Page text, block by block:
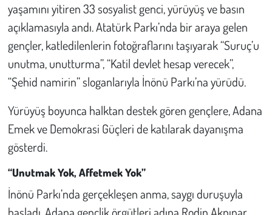
yaşamını yitiren 33 sosyalist genci, yürüyüş ve basın
açıklamasıyla andı. Atatürk Parkı’nda bir araya gelen
gençler, katledilenlerin fotoğraflarını taşıyarak “Suruç’u
unutma, unutturma”, “Katil devlet hesap verecek”,
“Şehid namirin” sloganlarıyla İnönü Parkı’na yürüdü.
Yürüyüş boyunca halktan destek gören gençlere, Adana
Emek ve Demokrasi Güçleri de katılarak dayanışma
gösterdi.
“Unutmak Yok, Affetmek Yok”
İnönü Parkı’nda gerçekleşen anma, saygı duruşuyla
başladı. Adana gençlik örgütleri adına Rodin Akpınar